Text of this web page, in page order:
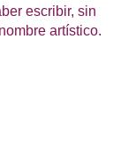
escribir, sin
artístico.